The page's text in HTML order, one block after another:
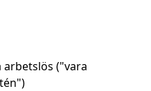
arbetslös ("vara